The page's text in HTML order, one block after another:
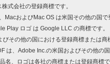
式会社の登録商標です。
およびMac OS は米国その他の国
Play ロゴ は Google LLC の商標です。
その他の国における登録商標または商
は、Adobe Inc.の米国およびその他の
名、ロゴは各社の商標または登録商標で